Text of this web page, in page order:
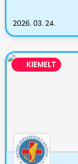
2026. 03. 24.
KIEMELT